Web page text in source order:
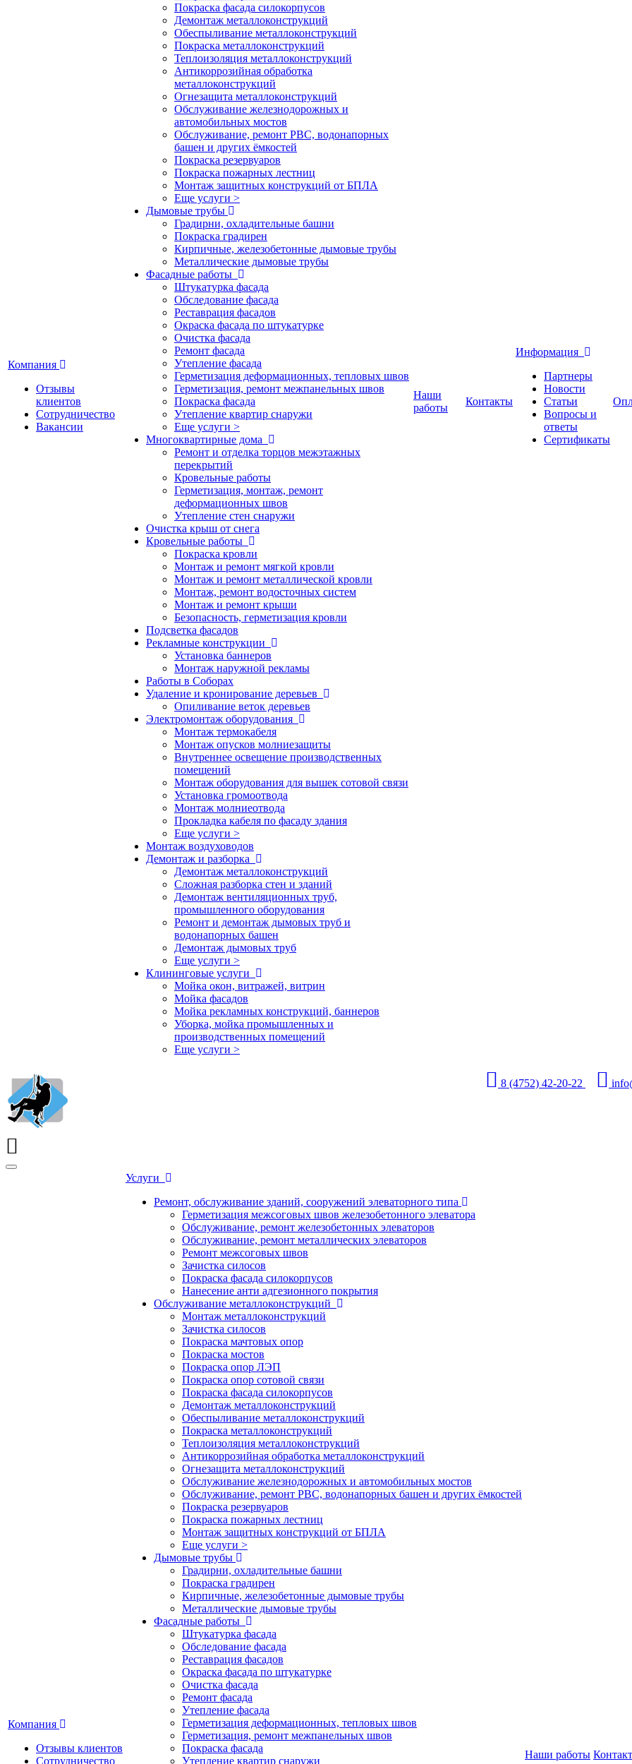
Компания
Отзывы
клиентов
Сотрудничество
Вакансии
Покраска фасада силокорпусов
Демонтаж металлоконструкций
Обеспыливание металлоконструкций
Покраска металлоконструкций
Теплоизоляция металлоконструкций
Антикоррозийная обработка
металлоконструкций
Огнезащита металлоконструкций
Обслуживание железнодорожных и
автомобильных мостов
Обслуживание, ремонт РВС, водонапорных
башен и других ёмкостей
Покраска резервуаров
Покраска пожарных лестниц
Монтаж защитных конструкций от БПЛА
Еще услуги >
Дымовые трубы
Градирни, охладительные башни
Покраска градирен
Кирпичные, железобетонные дымовые трубы
Металлические дымовые трубы
Фасадные работы
Штукатурка фасада
Обследование фасада
Реставрация фасадов
Окраска фасада по штукатурке
Очистка фасада
Ремонт фасада
Утепление фасада
Герметизация деформационных, тепловых швов
Герметизация, ремонт межпанельных швов
Покраска фасада
Утепление квартир снаружи
Еще услуги >
Многоквартирные дома
Ремонт и отделка торцов межэтажных
перекрытий
Кровельные работы
Герметизация, монтаж, ремонт
деформационных швов
Утепление стен снаружи
Очистка крыш от снега
Кровельные работы
Покраска кровли
Монтаж и ремонт мягкой кровли
Монтаж и ремонт металлической кровли
Монтаж, ремонт водосточных систем
Монтаж и ремонт крыши
Безопасность, герметизация кровли
Подсветка фасадов
Рекламные конструкции
Установка баннеров
Монтаж наружной рекламы
Работы в Соборах
Удаление и кронирование деревьев
Опиливание веток деревьев
Электромонтаж оборудования
Монтаж термокабеля
Монтаж опусков молниезащиты
Внутреннее освещение производственных
помещений
Монтаж оборудования для вышек сотовой связи
Установка громоотвода
Монтаж молниеотвода
Прокладка кабеля по фасаду здания
Еще услуги >
Монтаж воздуховодов
Демонтаж и разборка
Демонтаж металлоконструкций
Сложная разборка стен и зданий
Демонтаж вентиляционных труб,
промышленного оборудования
Ремонт и демонтаж дымовых труб и
водонапорных башен
Демонтаж дымовых труб
Еще услуги >
Клининговые услуги
Мойка окон, витражей, витрин
Мойка фасадов
Мойка рекламных конструкций, баннеров
Уборка, мойка промышленных и
производственных помещений
Еще услуги >
Наши
работы
Контакты
Информация
Партнеры
Новости
Статьи
Вопросы и
ответы
Сертификаты
8 (4752) 42-20-22
Компания
Отзывы клиентов
Сотрудничество
Услуги
Ремонт, обслуживание зданий, сооружений элеваторного типа
Герметизация межсоговых швов железобетонного элеватора
Обслуживание, ремонт железобетонных элеваторов
Обслуживание, ремонт металлических элеваторов
Ремонт межсоговых швов
Зачистка силосов
Покраска фасада силокорпусов
Нанесение анти адгезионного покрытия
Обслуживание металлоконструкций
Монтаж металлоконструкций
Зачистка силосов
Покраска мачтовых опор
Покраска мостов
Покраска опор ЛЭП
Покраска опор сотовой связи
Покраска фасада силокорпусов
Демонтаж металлоконструкций
Обеспыливание металлоконструкций
Покраска металлоконструкций
Теплоизоляция металлоконструкций
Антикоррозийная обработка металлоконструкций
Огнезащита металлоконструкций
Обслуживание железнодорожных и автомобильных мостов
Обслуживание, ремонт РВС, водонапорных башен и других ёмкостей
Покраска резервуаров
Покраска пожарных лестниц
Монтаж защитных конструкций от БПЛА
Еще услуги >
Дымовые трубы
Градирни, охладительные башни
Покраска градирен
Кирпичные, железобетонные дымовые трубы
Металлические дымовые трубы
Фасадные работы
Штукатурка фасада
Обследование фасада
Реставрация фасадов
Окраска фасада по штукатурке
Очистка фасада
Ремонт фасада
Утепление фасада
Герметизация деформационных, тепловых швов
Герметизация, ремонт межпанельных швов
Покраска фасада
Утепление квартир снаружи
Наши работы